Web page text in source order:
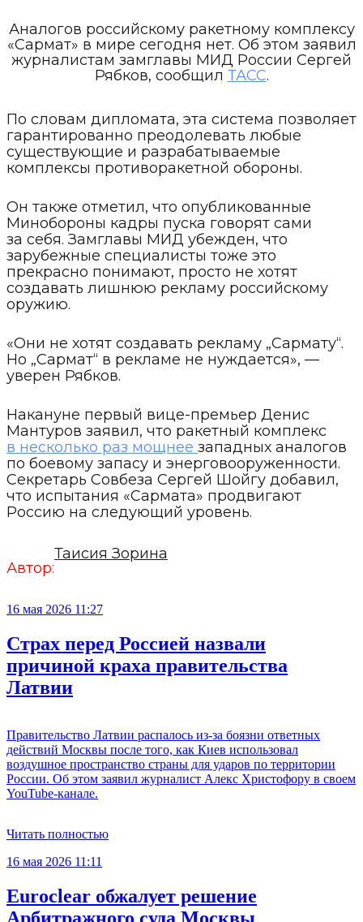
Аналогов российскому ракетному комплексу
«Сармат» в мире сегодня нет. Об этом заявил
журналистам замглавы МИД России Сергей
Рябков, сообщил ТАСС.
По словам дипломата, эта система позволяет
гарантированно преодолевать любые
существующие и разрабатываемые
комплексы противоракетной обороны.
Он также отметил, что опубликованные
Минобороны кадры пуска говорят сами
за себя. Замглавы МИД убежден, что
зарубежные специалисты тоже это
прекрасно понимают, просто не хотят
создавать лишнюю рекламу российскому
оружию.
«Они не хотят создавать рекламу „Сармату“.
Но „Сармат“ в рекламе не нуждается», —
уверен Рябков.
Накануне первый вице-премьер Денис
Мантуров заявил, что ракетный комплекс
в несколько раз мощнее западных аналогов
по боевому запасу и энерговооруженности.
Секретарь Совбеза Сергей Шойгу добавил,
что испытания «Сармата» продвигают
Россию на следующий уровень.
Автор:
Таисия Зорина
16 мая 2026 11:27
Страх перед Россией назвали
причиной краха правительства
Латвии
Правительство Латвии распалось из-за боязни ответных
действий Москвы после того, как Киев использовал
воздушное пространство страны для ударов по территории
России. Об этом заявил журналист Алекс Христофору в своем
YouTube-канале.
Читать полностью
16 мая 2026 11:11
Euroclear обжалует решение